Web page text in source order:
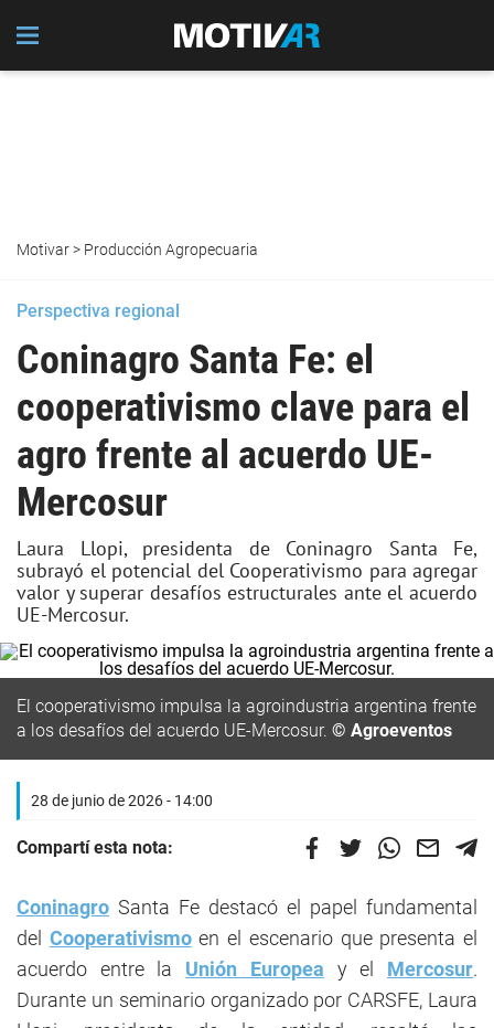
Motivar> Producción Agropecuaria
Perspectiva regional
Coninagro Santa Fe: el
cooperativismo clave para el
agro frente al acuerdo UE-
Mercosur
Laura Llopi, presidenta de Coninagro Santa Fe,
subrayó el potencial del Cooperativismo para agregar
valor y superar desafíos estructurales ante el acuerdo
UE-Mercosur.
El cooperativismo impulsa la agroindustria argentina frente
a los desafíos del acuerdo UE-Mercosur. © Agroeventos
28 de junio de 2026 - 14:00
Compartí esta nota:
Coninagro Santa Fe destacó el papel fundamental
del Cooperativismoen el escenario que presenta el
acuerdo entre la Unión Europea y el Mercosur.
Durante un seminario organizado por CARSFE, Laura